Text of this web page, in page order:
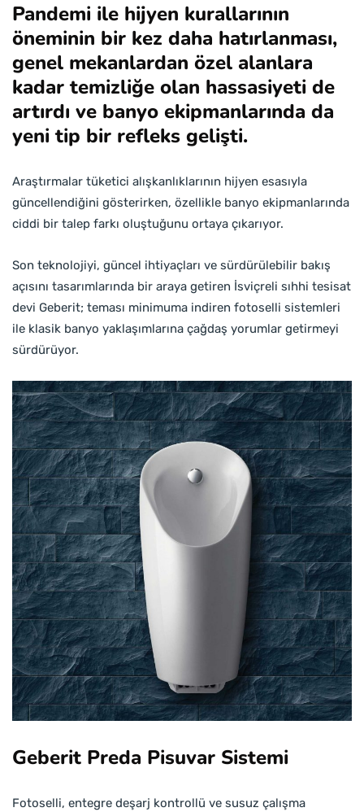
Pandemi ile hijyen kurallarının
öneminin bir kez daha hatırlanması,
genel mekanlardan özel alanlara
kadar temizliğe olan hassasiyeti de
artırdı ve banyo ekipmanlarında da
yeni tip bir refleks gelişti.
Araştırmalar tüketici alışkanlıklarının hijyen esasıyla
güncellendiğini gösterirken, özellikle banyo ekipmanlarında
ciddi bir talep farkı oluştuğunu ortaya çıkarıyor.
Son teknolojiyi, güncel ihtiyaçları ve sürdürülebilir bakış
açısını tasarımlarında bir araya getiren İsviçreli sıhhi tesisat
devi Geberit; teması minimuma indiren fotoselli sistemleri
ile klasik banyo yaklaşımlarına çağdaş yorumlar getirmeyi
sürdürüyor.
Geberit Preda Pisuvar Sistemi
Fotoselli, entegre deşarj kontrollü ve susuz çalışma